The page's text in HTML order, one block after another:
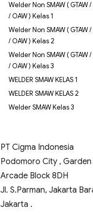
Welder Non SMAW ( GTAW
/ OAW ) Kelas 1
Welder Non SMAW ( GTAW
/ OAW ) Kelas 2
Welder Non SMAW ( GTAW
/ OAW ) Kelas 3
WELDER SMAW KELAS 1
WELDER SMAW KELAS 2
Welder SMAW Kelas 3
PT Cigma Indonesia
Podomoro City ,
Arcade Block 8DH
Jl. S.Parman, Jakarta
Jakarta .